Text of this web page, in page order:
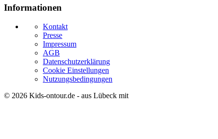
Informationen
Kontakt
Presse
Impressum
AGB
Datenschutzerklärung
Cookie Einstellungen
Nutzungsbedingungen
© 2026 Kids-ontour.de - aus Lübeck mit